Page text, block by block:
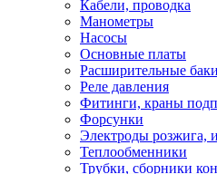
Кабели, проводка
Манометры
Насосы
Основные платы
Расширительные баки
Реле давления
Фитинги, краны
Форсунки
Электроды розжига,
Теплообменники
Трубки, сборники